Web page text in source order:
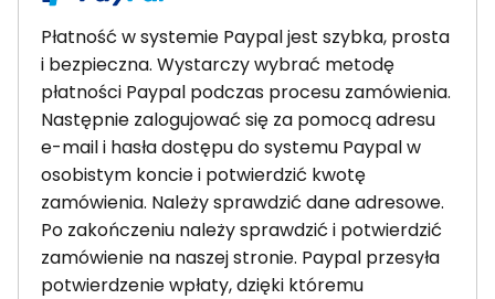
Płatność w systemie Paypal jest szybka, prosta
i bezpieczna. Wystarczy wybrać metodę
płatności Paypal podczas procesu zamówienia.
Następnie zalogujować się za pomocą adresu
e-mail i hasła dostępu do systemu Paypal w
osobistym koncie i potwierdzić kwotę
zamówienia. Należy sprawdzić dane adresowe.
Po zakończeniu należy sprawdzić i potwierdzić
zamówienie na naszej stronie. Paypal przesyła
potwierdzenie wpłaty, dzięki któremu